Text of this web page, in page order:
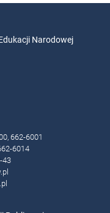
Narodowej
662-6001
6014
43